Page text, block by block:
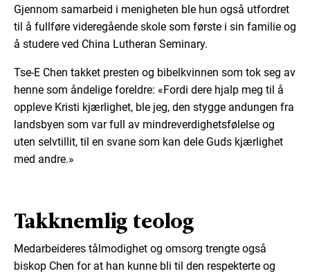
Gjennom samarbeid i menigheten ble hun også utfordret
til å fullføre videregående skole som første i sin familie og
å studere ved China Lutheran Seminary.
Tse-E Chen takket presten og bibelkvinnen som tok seg av
henne som åndelige foreldre: «Fordi dere hjalp meg til å
oppleve Kristi kjærlighet, ble jeg, den stygge andungen fra
landsbyen som var full av mindreverdighetsfølelse og
uten selvtillit, til en svane som kan dele Guds kjærlighet
med andre.»
Takknemlig teolog
Medarbeideres tålmodighet og omsorg trengte også
biskop Chen for at han kunne bli til den respekterte og